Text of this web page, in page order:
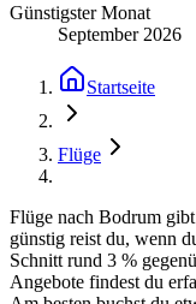
Günstigster Monat
September 2026
Startseite
Flüge
Flüge nach Bodrum
günstig reist du, wenn
Schnitt rund 3 %
Angebote findest du